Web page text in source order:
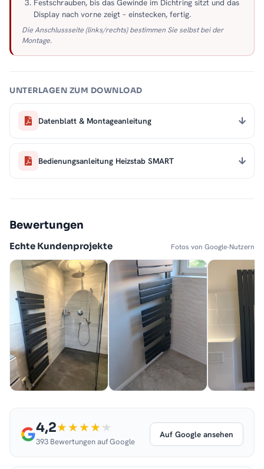
Festschrauben, bis das Gewinde im Dichtring sitzt und das
Display nach vorne zeigt – einstecken, fertig.
Die Anschlussseite (links/rechts) bestimmen Sie selbst bei der
Montage.
UNTERLAGEN ZUM DOWNLOAD
Datenblatt & Montageanleitung
Bedienungsanleitung Heizstab SMART
Bewertungen
Echte Kundenprojekte Fotos von Google-Nutzern
4,2
393 Bewertungen auf Google
Auf Google ansehen